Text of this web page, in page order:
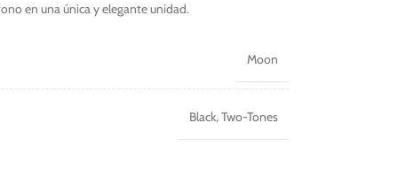
en una única y elegante unidad.
Moon
Black,Two-Tones